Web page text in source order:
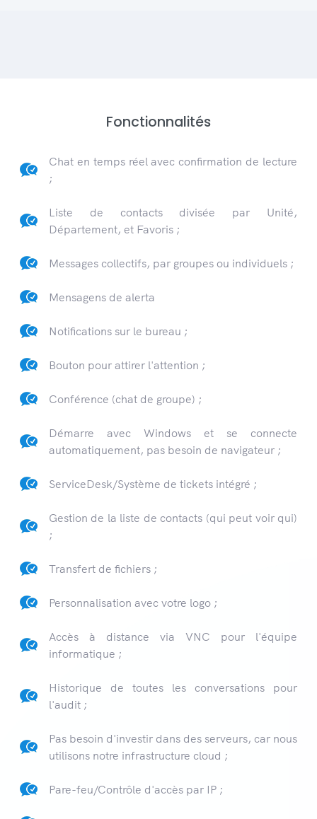
Fonctionnalités
Chat en temps réel avec confirmation de lecture
;
Liste de contacts divisée par Unité,
Département, et Favoris ;
Messages collectifs, par groupes ou individuels ;
Mensagens de alerta
Notifications sur le bureau ;
Bouton pour attirer l'attention ;
Conférence (chat de groupe) ;
Démarre avec Windows et se connecte
automatiquement, pas besoin de navigateur ;
ServiceDesk/Système de tickets intégré ;
Gestion de la liste de contacts (qui peut voir qui)
;
Transfert de fichiers ;
Personnalisation avec votre logo ;
Accès à distance via VNC pour l'équipe
informatique ;
Historique de toutes les conversations pour
l'audit ;
Pas besoin d'investir dans des serveurs, car nous
utilisons notre infrastructure cloud ;
Pare-feu/Contrôle d'accès par IP ;